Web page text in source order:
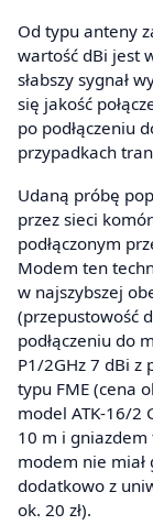
Od typu anteny
wartość dBi jest
słabszy sygnał
się jakość
po podłączeniu
przypadkach
Udaną próbę
przez sieci
podłączonym
Modem ten
w najszybszej
(przepustowość
podłączeniu do
P1/2GHz 7 dBi z
typu FME (cena
model ATK-16/2
10 m i gniazdem
modem nie
dodatkowo z
ok. 20 zł).